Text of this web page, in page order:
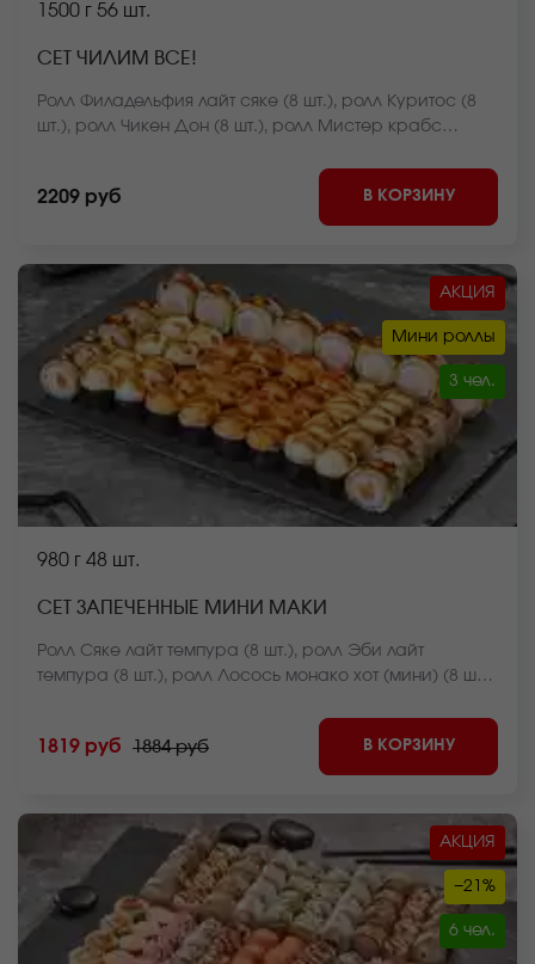
1500 г 56 шт.
СЕТ ЧИЛИМ ВСЕ!
Ролл Филадельфия лайт сяке (8 шт.), ролл Куритос (8
шт.), ролл Чикен Дон (8 шт.), ролл Мистер крабс
Сяке лайт темпура (8 шт.), ролл Бекон лайт темпура (8
шт.) *Внешний вид блюда может отличаться от фото на
2209 руб В КОРЗИНУ
АКЦИЯ
Мини роллы
3 чел.
980 г 48 шт.
СЕТ ЗАПЕЧЕННЫЕ МИНИ МАКИ
Ролл Сяке лайт темпура (8 шт.), ролл Эби лайт
темпура (8 шт.), ролл Лосось монако хот (мини) (8 шт.),
яки хот (мини) (8 шт.), ролл Краб яки хот (мини) (8 шт.)
*Внешний вид блюда может отличаться от фото на
1819 руб 1884 руб В КОРЗИНУ
АКЦИЯ
−21%
6 чел.